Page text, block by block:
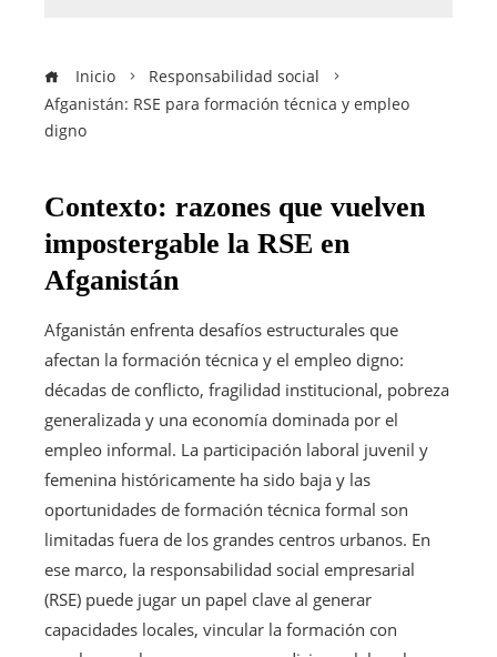
Inicio
Responsabilidad social
Afganistán: RSE para formación técnica y empleo
digno
Contexto: razones que vuelven
impostergable la RSE en
Afganistán
Afganistán enfrenta desafíos estructurales que
afectan la formación técnica y el empleo digno:
décadas de conflicto, fragilidad institucional, pobreza
generalizada y una economía dominada por el
empleo informal. La participación laboral juvenil y
femenina históricamente ha sido baja y las
oportunidades de formación técnica formal son
limitadas fuera de los grandes centros urbanos. En
ese marco, la responsabilidad social empresarial
(RSE) puede jugar un papel clave al generar
capacidades locales, vincular la formación con